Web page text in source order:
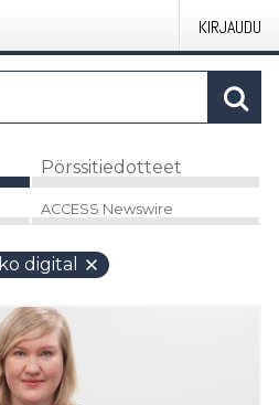
KIRJAUDU
Pörssitiedotteet
ACCESS Newswire
digital